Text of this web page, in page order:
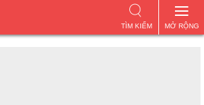
MỞ RỘNG
TÌM KIẾM